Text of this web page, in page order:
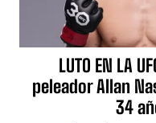
LUTO EN LA
peleador Allan
34